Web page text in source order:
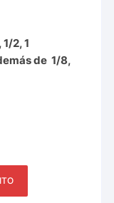
2, 1
de 1/8,